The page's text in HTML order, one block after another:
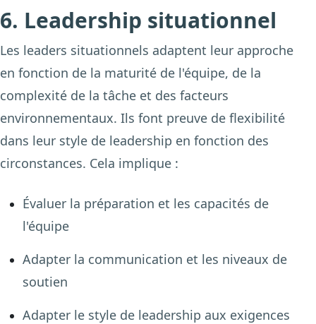
6. Leadership situationnel
Les leaders situationnels adaptent leur approche
en fonction de la maturité de l'équipe, de la
complexité de la tâche et des facteurs
environnementaux. Ils font preuve de flexibilité
dans leur style de leadership en fonction des
circonstances. Cela implique :
Évaluer la préparation et les capacités de
l'équipe
Adapter la communication et les niveaux de
soutien
Adapter le style de leadership aux exigences